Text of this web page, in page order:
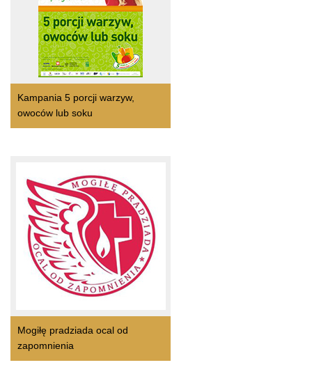
Kampania 5 porcji warzyw,
owoców lub soku
Mogiłę pradziada ocal od
zapomnienia